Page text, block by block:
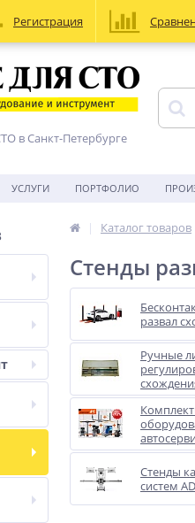
в Санкт-Петербурге
УСЛУГИ ПОРТФОЛИО
Каталог товаров
Стенды
развал
Ручные
Стенды
систем
Регистрация